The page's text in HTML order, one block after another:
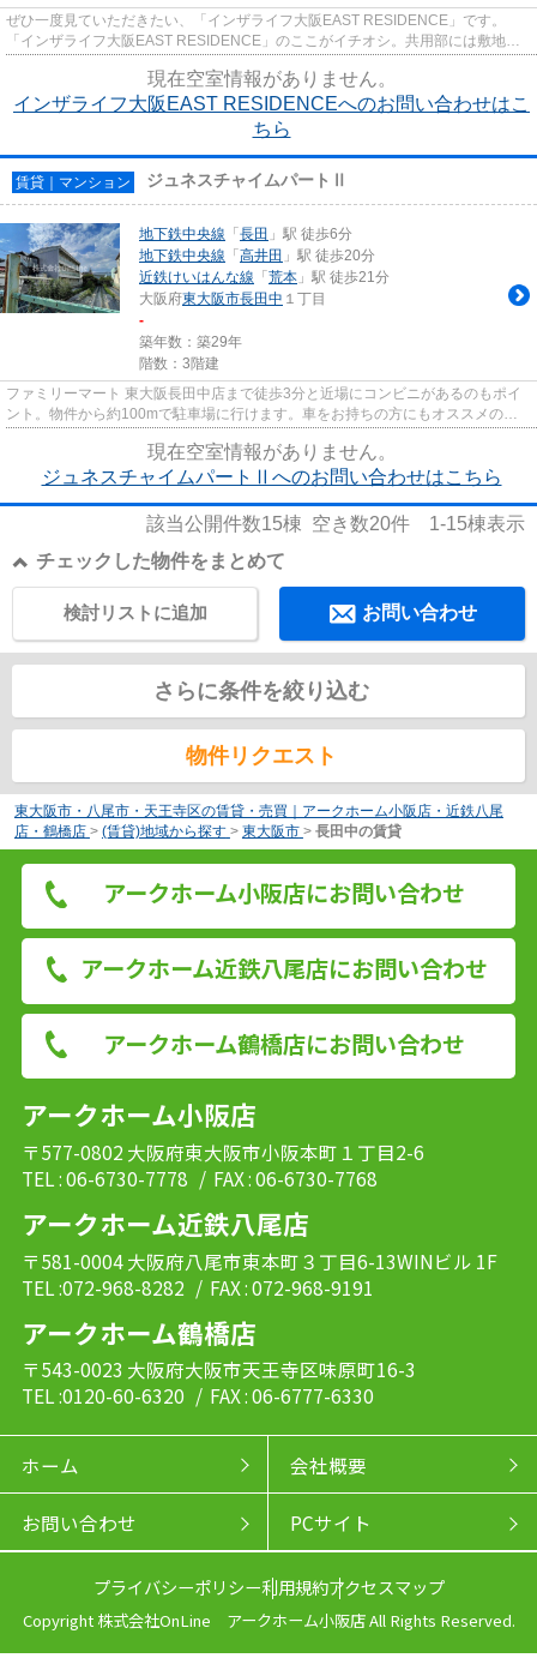
ぜひ一度見ていただきたい、「インザライフ大阪EAST RESIDENCE」です。
「インザライフ大阪EAST RESIDENCE」のここがイチオシ。共用部には敷地内
ごみ置き場・エレベータなど様々な設備...
現在空室情報がありません。
インザライフ大阪EAST RESIDENCEへのお問い合わせはこ
ちら
賃貸｜マンション ジュネスチャイムパートⅡ
地下鉄中央線 「長田 」駅 徒歩6分
地下鉄中央線 「高井田 」駅 徒歩20分
近鉄けいはんな線 「荒本 」駅 徒歩21分
大阪府東大阪市長田中 １丁目
-
築年数：築29年
階数：3階建
ファミリーマート 東大阪長田中店まで徒歩3分と近場にコンビニがあるのもポイ
ント。物件から約100mで駐車場に行けます。車をお持ちの方にもオススメの、
自走式駐車場を利用できる物件...
現在空室情報がありません。
ジュネスチャイムパートⅡへのお問い合わせはこちら
該当公開件数15棟 空き数20件 1-15棟表示
チェックした物件をまとめて
お問い合わせ
検討リストに追加
さらに条件を絞り込む
物件リクエスト
東大阪市・八尾市・天王寺区の賃貸・売買｜アークホーム小阪店・近鉄八尾
店・鶴橋店 > (賃貸)地域から探す > 東大阪市 > 長田中の賃貸
アークホーム小阪店にお問い合わせ
アークホーム近鉄八尾店にお問い合わせ
アークホーム鶴橋店にお問い合わせ
アークホーム小阪店
〒577-0802 大阪府東大阪市小阪本町１丁目2-6
TEL : 06-6730-7778 / FAX : 06-6730-7768
アークホーム近鉄八尾店
〒581-0004 大阪府八尾市東本町３丁目6-13WINビル 1F
TEL :072-968-8282 / FAX : 072-968-9191
アークホーム鶴橋店
〒543-0023 大阪府大阪市天王寺区味原町16-3
TEL :0120-60-6320 / FAX : 06-6777-6330
ホーム 会社概要
お問い合わせ PCサイト
プライバシーポリシー利用規約アクセスマップ
Copyright 株式会社OnLine アークホーム小阪店 All Rights Reserved.